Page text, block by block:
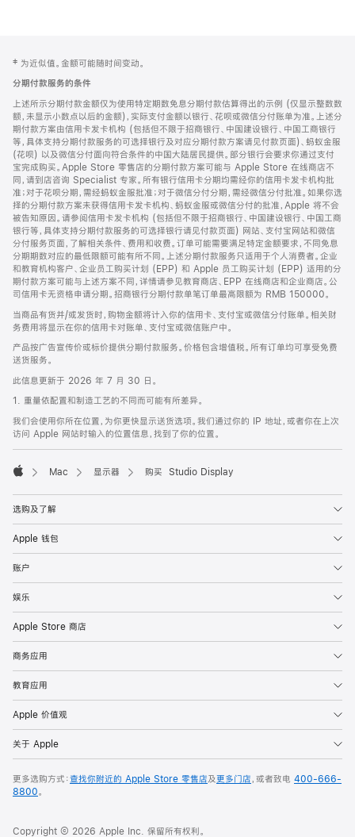
页
页
脚
注
‡ 为近似值。金额可能随时间变动。
分期付款服务的条件
上述所示分期付款金额仅为使用特定期数免息分期付款估算得出的示例 (仅显示整数数
额，未显示小数点以后的金额)，实际支付金额以银行、花呗或微信分付账单为准。上述分
期付款方案由信用卡发卡机构 (包括但不限于招商银行、中国建设银行、中国工商银行
等，具体支持分期付款服务的可选择银行及对应分期付款方案请见付款页面)、蚂蚁金服
(花呗) 以及微信分付面向符合条件的中国大陆居民提供。部分银行会要求你通过支付
宝完成购买。Apple Store 零售店的分期付款方案可能与 Apple Store 在线商店不
同，请到店咨询 Specialist 专家。所有银行信用卡分期均需经你的信用卡发卡机构批
准；对于花呗分期，需经蚂蚁金服批准；对于微信分付分期，需经微信分付批准。如果你选
择的分期付款方案未获得信用卡发卡机构、蚂蚁金服或微信分付的批准，Apple 将不会
被告知原因。请参阅信用卡发卡机构 (包括但不限于招商银行、中国建设银行、中国工商
银行等，具体支持分期付款服务的可选择银行请见付款页面) 网站、支付宝网站和微信
分付服务页面，了解相关条件、费用和收费。订单可能需要满足特定金额要求，不同免息
分期期数对应的最低限额可能有所不同。上述分期付款服务只适用于个人消费者。企业
和教育机构客户、企业员工购买计划 (EPP) 和 Apple 员工购买计划 (EPP) 适用的分
期付款方案可能与上述方案不同，详情请参见教育商店、EPP 在线商店和企业商店。公
司信用卡无资格申请分期。招商银行分期付款单笔订单最高限额为 RMB 150000。
当商品有货并/或发货时，购物金额将计入你的信用卡、支付宝或微信分付账单。相关财
务费用将显示在你的信用卡对账单、支付宝或微信账户中。
产品按广告宣传价或标价提供分期付款服务。价格包含增值税。所有订单均可享受免费
送货服务。
此信息更新于 2026 年 7 月 30 日。
1. 重量依配置和制造工艺的不同而可能有所差异。
我们会使用你所在位置，为你更快显示送货选项。我们通过你的 IP 地址，或者你在上次
访问 Apple 网站时输入的位置信息，找到了你的位置。
Mac 显示器 购买 Studio Display
选购及了解
Apple 钱包
账户
娱乐
Apple Store 商店
商务应用
教育应用
Apple 价值观
关于 Apple
更多选购方式：查找你附近的 Apple Store 零售店及更多门店，或者致电 400-666-
8800。
Copyright © 2026 Apple Inc. 保留所有权利。